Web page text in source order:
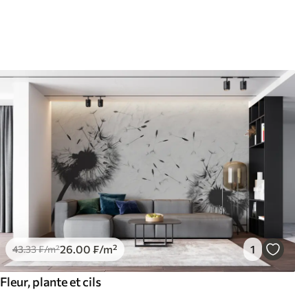
43.33₣/m²26.00 ₣/m² 1
Fleur, plante et cils